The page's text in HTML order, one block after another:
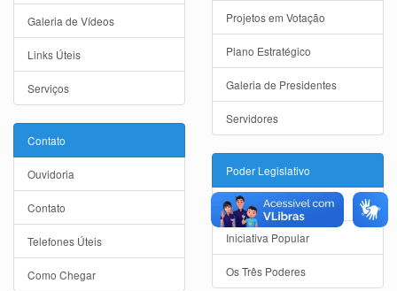
Galeria de Vídeos
Links Úteis
Serviços
Contato
Ouvidoria
Contato
Telefones Úteis
Como Chegar
Projetos em Votação
Plano Estratégico
Galeria de Presidentes
Servidores
Poder Legislativo
Câmara Municipal
Iniciativa Popular
Os Três Poderes